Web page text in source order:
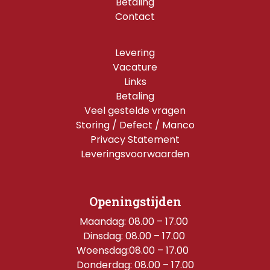
Contact
Levering
Vacature
Links
Betaling
Veel gestelde vragen
Storing / Defect / Manco
Privacy Statement
Leveringsvoorwaarden
Openingstijden
Maandag: 08.00 – 17.00
Dinsdag: 08.00 – 17.00
Woensdag:08.00 – 17.00
Donderdag: 08.00 – 17.00